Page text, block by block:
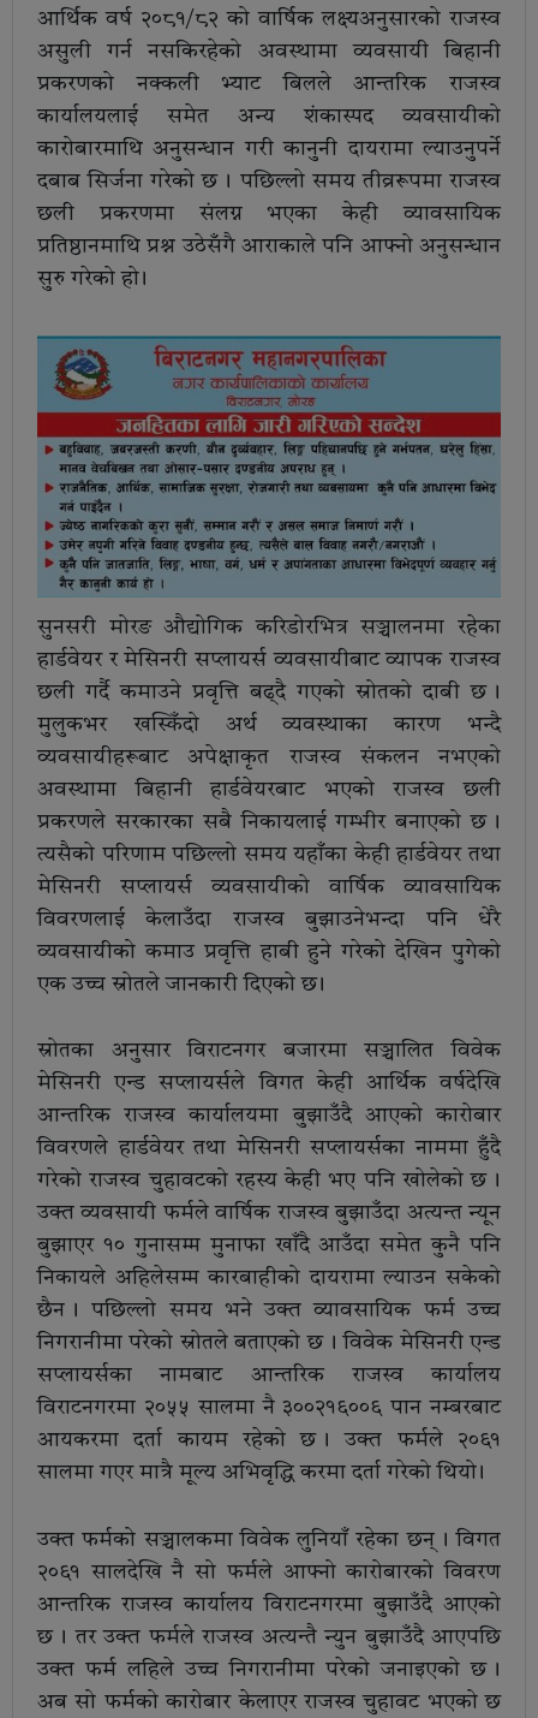
आर्थिक वर्ष २०८१/८२ को वार्षिक लक्ष्यअनुसारको राजस्व
असुली गर्न नसकिरहेको अवस्थामा व्यवसायी बिहानी
प्रकरणको नक्कली भ्याट बिलले आन्तरिक राजस्व
कार्यालयलाई समेत अन्य शंकास्पद व्यवसायीको
कारोबारमाथि अनुसन्धान गरी कानुनी दायरामा ल्याउनुपर्ने
दबाब सिर्जना गरेको छ । पछिल्लो समय तीव्ररूपमा राजस्व
छली प्रकरणमा संलग्न भएका केही व्यावसायिक
प्रतिष्ठानमाथि प्रश्न उठेसँगै आराकाले पनि आफ्नो अनुसन्धान
सुरु गरेको हो ।
सुनसरी मोरङ औद्योगिक करिडोरभित्र सञ्चालनमा रहेका
हार्डवेयर र मेसिनरी सप्लायर्स व्यवसायीबाट व्यापक राजस्व
छली गर्दै कमाउने प्रवृत्ति बढ्दै गएको स्रोतको दाबी छ ।
मुलुकभर खस्किँदो अर्थ व्यवस्थाका कारण भन्दै
व्यवसायीहरूबाट अपेक्षाकृत राजस्व संकलन नभएको
अवस्थामा बिहानी हार्डवेयरबाट भएको राजस्व छली
प्रकरणले सरकारका सबै निकायलाई गम्भीर बनाएको छ ।
त्यसैको परिणाम पछिल्लो समय यहाँका केही हार्डवेयर तथा
मेसिनरी सप्लायर्स व्यवसायीको वार्षिक व्यावसायिक
विवरणलाई केलाउँदा राजस्व बुझाउनेभन्दा पनि धेरै
व्यवसायीको कमाउ प्रवृत्ति हाबी हुने गरेको देखिन पुगेको
एक उच्च स्रोतले जानकारी दिएको छ ।
स्रोतका अनुसार विराटनगर बजारमा सञ्चालित विवेक
मेसिनरी एन्ड सप्लायर्सले विगत केही आर्थिक वर्षदेखि
आन्तरिक राजस्व कार्यालयमा बुझाउँदै आएको कारोबार
विवरणले हार्डवेयर तथा मेसिनरी सप्लायर्सका नाममा हुँदै
गरेको राजस्व चुहावटको रहस्य केही भए पनि खोलेको छ ।
उक्त व्यवसायी फर्मले वार्षिक राजस्व बुझाउँदा अत्यन्त न्यून
बुझाएर १० गुनासम्म मुनाफा खाँदै आउँदा समेत कुनै पनि
निकायले अहिलेसम्म कारबाहीको दायरामा ल्याउन सकेको
छैन । पछिल्लो समय भने उक्त व्यावसायिक फर्म उच्च
निगरानीमा परेको स्रोतले बताएको छ । विवेक मेसिनरी एन्ड
सप्लायर्सका नामबाट आन्तरिक राजस्व कार्यालय
विराटनगरमा २०५५ सालमा नै ३००२१६००६ पान नम्बरबाट
आयकरमा दर्ता कायम रहेको छ । उक्त फर्मले २०६१
सालमा गएर मात्रै मूल्य अभिवृद्धि करमा दर्ता गरेको थियो ।
उक्त फर्मको सञ्चालकमा विवेक लुनियाँ रहेका छन् । विगत
२०६१ सालदेखि नै सो फर्मले आफ्नो कारोबारको विवरण
आन्तरिक राजस्व कार्यालय विराटनगरमा बुझाउँदै आएको
छ । तर उक्त फर्मले राजस्व अत्यन्तै न्युन बुझाउँदै आएपछि
उक्त फर्म लहिले उच्च निगरानीमा परेको जनाइएको छ ।
अब सो फर्मको कारोबार केलाएर राजस्व चुहावट भएको छ